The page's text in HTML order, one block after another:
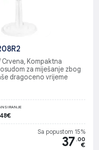
Kompaktna
za miješanje zbog
dragoceno vrijeme
Sa popustom 15%
37 .00
€